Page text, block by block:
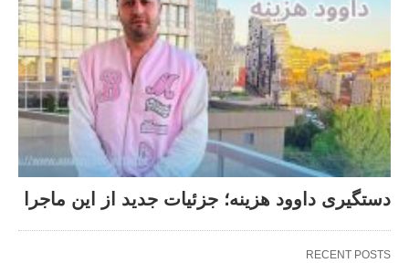
دستگیری داوود هزینه؛ جزئیات جدید از این ماجرا
RECENT POSTS